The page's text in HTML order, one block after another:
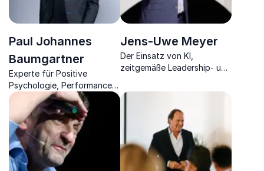
Paul Johannes
Baumgartner
Experte für Positive
Psychologie, Performance
Coach und Antenne Bayern
Moderator.
Jens-Uwe Meyer
Der Einsatz von KI,
zeitgemäße Leadership- und
Wegbereiter für den Erfolg